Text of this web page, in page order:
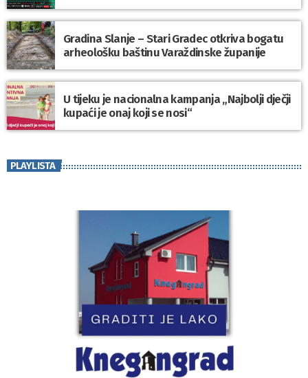
Gradina Slanje – Stari Gradec otkriva bogatu
arheološku baštinu Varaždinske županije
U tijeku je nacionalna kampanja „Najbolji dječji
kupaći je onaj koji se nosi“
PLAYLISTA